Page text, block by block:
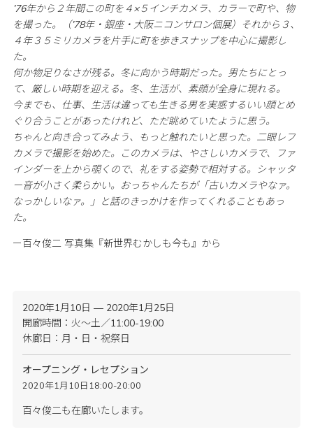
’76年から２年間この町を４×５インチカメラ、カラーで町や、物
を撮った。（’78年・銀座・大阪ニコンサロン個展）それから３、
４年３５ミリカメラを片手に町を歩きスナップを中心に撮影し
た。
何か物足りなさが残る。冬に向かう時期だった。男たちにとっ
て、厳しい時期を迎える。冬、生活が、素顔が全身に現れる。
今までも、仕事、生活は違っても生きる男を実感するいい顔とめ
ぐり合うことがあったけれど、ただ眺めていたように思う。
ちゃんと向き合ってみよう、もっと触れたいと思った。二眼レフ
カメラで撮影を始めた。このカメラは、やさしいカメラで、ファ
インダーを上から覗くので、礼をする姿勢で相対する。シャッタ
ー音が小さく柔らかい。おっちゃんたちが「古いカメラやなァ。
なっかしいなァ。」と話のきっかけを作ってくれることもあっ
た。
ー百々俊二 写真集『新世界むかしも今も』から
2020年1月10日 — 2020年1月25日
開廊時間：火〜土／11:00-19:00
休廊日：月・日・祝祭日
オープニング・レセプション
2020年1月10日18:00-20:00
百々俊二も在廊いたします。